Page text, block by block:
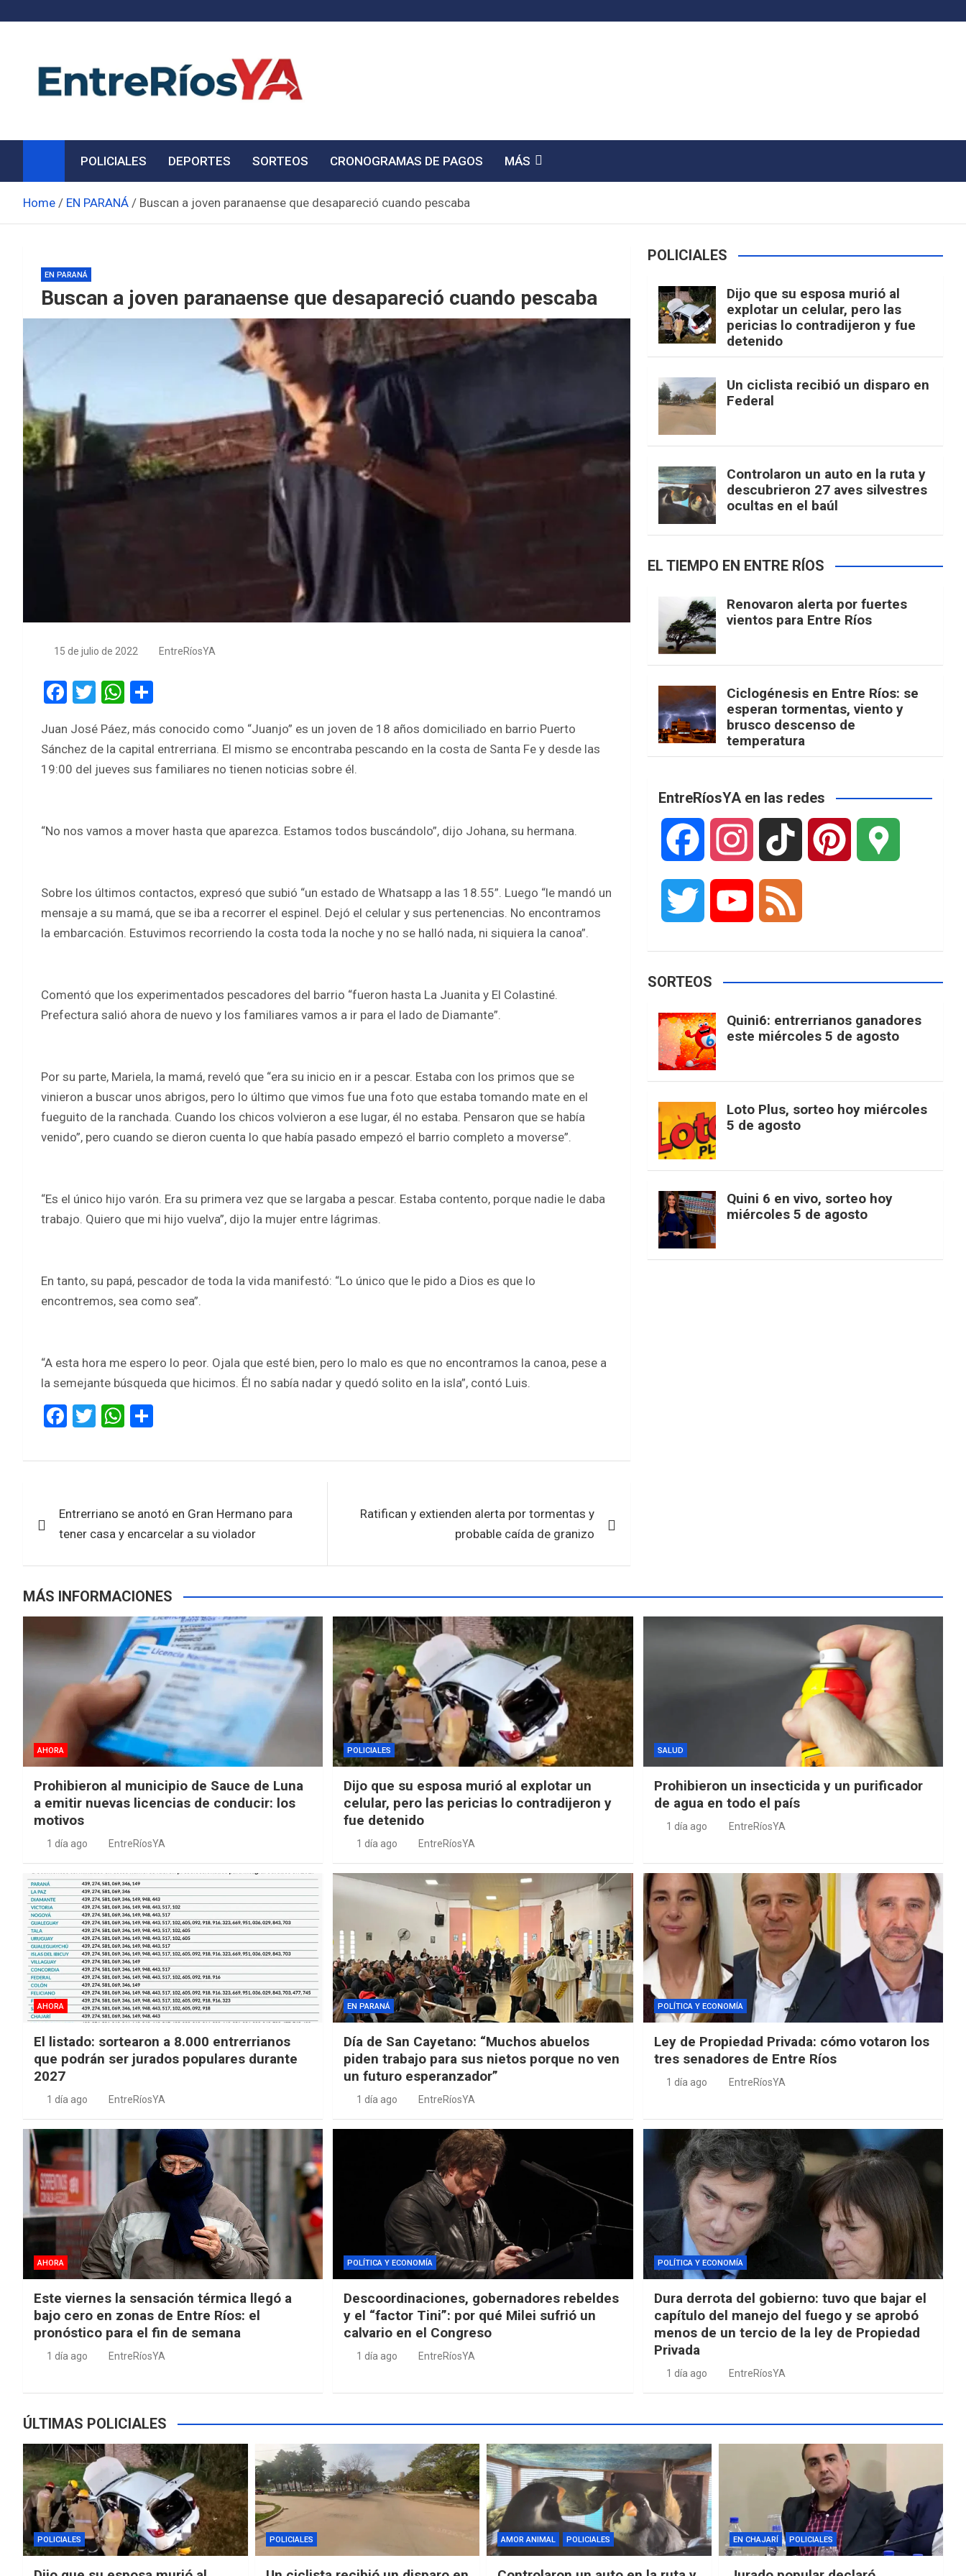
Noticias de Entre Ríos
POLICIALES DEPORTES SORTEOS CRONOGRAMAS DE PAGOS MÁS
Home EN PARANÁ Buscan a joven paranaense que desapareció cuando pescaba
EN PARANÁ
Buscan a joven paranaense que desapareció cuando pescaba
15 de julio de 2022 EntreRíosYA
F
ce
b
k
T
tt
er
W
at
s
p
ar
e
Juan José Páez, más conocido como “Juanjo” es un joven de 18 años domiciliado en barrio Puerto
Sánchez de la capital entrerriana. El mismo se encontraba pescando en la costa de Santa Fe y desde las
19:00 del jueves sus familiares no tienen noticias sobre él.
“No nos vamos a mover hasta que aparezca. Estamos todos buscándolo”, dijo Johana, su hermana.
Sobre los últimos contactos, expresó que subió “un estado de Whatsapp a las 18.55”. Luego “le mandó un
mensaje a su mamá, que se iba a recorrer el espinel. Dejó el celular y sus pertenencias. No encontramos
la embarcación. Estuvimos recorriendo la costa toda la noche y no se halló nada, ni siquiera la canoa”.
Comentó que los experimentados pescadores del barrio “fueron hasta La Juanita y El Colastiné.
Prefectura salió ahora de nuevo y los familiares vamos a ir para el lado de Diamante”.
Por su parte, Mariela, la mamá, reveló que “era su inicio en ir a pescar. Estaba con los primos que se
vinieron a buscar unos abrigos, pero lo último que vimos fue una foto que estaba tomando mate en el
fueguito de la ranchada. Cuando los chicos volvieron a ese lugar, él no estaba. Pensaron que se había
venido”, pero cuando se dieron cuenta lo que había pasado empezó el barrio completo a moverse”.
“Es el único hijo varón. Era su primera vez que se largaba a pescar. Estaba contento, porque nadie le daba
trabajo. Quiero que mi hijo vuelva”, dijo la mujer entre lágrimas.
En tanto, su papá, pescador de toda la vida manifestó: “Lo único que le pido a Dios es que lo
encontremos, sea como sea”.
“A esta hora me espero lo peor. Ojala que esté bien, pero lo malo es que no encontramos la canoa, pese a
la semejante búsqueda que hicimos. Él no sabía nadar y quedó solito en la isla”, contó Luis.
F
ce
o
o
T
tt
W
at
A
p
ar
de
Entrerriano se anotó en Gran Hermano para
tener casa y encarcelar a su violador
Ratifican y extienden alerta por tormentas y
probable caída de granizo
POLICIALES
Dijo que su esposa murió al
explotar un celular, pero las
pericias lo contradijeron y fue
detenido
Un ciclista recibió un disparo en
Federal
Controlaron un auto en la ruta y
descubrieron 27 aves silvestres
ocultas en el baúl
EL TIEMPO EN ENTRE RÍOS
Renovaron alerta por fuertes
vientos para Entre Ríos
Ciclogénesis en Entre Ríos: se
esperan tormentas, viento y
brusco descenso de
temperatura
EntreRíosYA en las redes
a
b
o
k
n
a
i
t
t
e
r
u
b
e
d
SORTEOS
Quini6: entrerrianos ganadores
este miércoles 5 de agosto
Loto Plus, sorteo hoy miércoles
5 de agosto
Quini 6 en vivo, sorteo hoy
miércoles 5 de agosto
MÁS INFORMACIONES
AHORA
Prohibieron al municipio de Sauce de Luna
a emitir nuevas licencias de conducir: los
motivos
1 día ago EntreRíosYA
POLICIALES
Dijo que su esposa murió al explotar un
celular, pero las pericias lo contradijeron y
fue detenido
1 día ago EntreRíosYA
SALUD
Prohibieron un insecticida y un purificador
de agua en todo el país
1 día ago EntreRíosYA
AHORA
El listado: sortearon a 8.000 entrerrianos
que podrán ser jurados populares durante
2027
1 día ago EntreRíosYA
EN PARANÁ
Día de San Cayetano: “Muchos abuelos
piden trabajo para sus nietos porque no ven
un futuro esperanzador”
1 día ago EntreRíosYA
POLÍTICA Y ECONOMÍA
Ley de Propiedad Privada: cómo votaron los
tres senadores de Entre Ríos
1 día ago EntreRíosYA
AHORA
Este viernes la sensación térmica llegó a
bajo cero en zonas de Entre Ríos: el
pronóstico para el fin de semana
1 día ago EntreRíosYA
POLÍTICA Y ECONOMÍA
Descoordinaciones, gobernadores rebeldes
y el “factor Tini”: por qué Milei sufrió un
calvario en el Congreso
1 día ago EntreRíosYA
POLÍTICA Y ECONOMÍA
Dura derrota del gobierno: tuvo que bajar el
capítulo del manejo del fuego y se aprobó
menos de un tercio de la ley de Propiedad
Privada
1 día ago EntreRíosYA
ÚLTIMAS POLICIALES
POLICIALES POLICIALES AMOR ANIMAL POLICIALES EN CHAJARÍ POLICIALES